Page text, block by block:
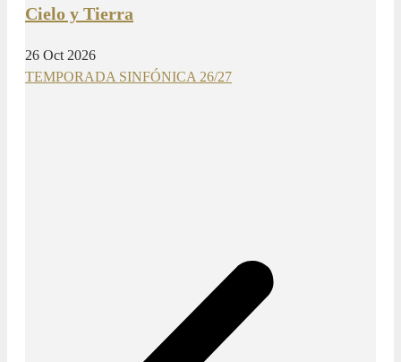
Cielo y Tierra
26 Oct 2026
TEMPORADA SINFÓNICA 26/27